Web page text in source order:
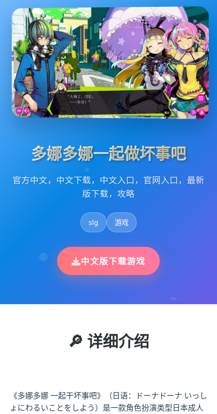
多娜多娜一起做坏事吧
官方中文，中文下载，中文入口，官网入口，最新
版下载，攻略
slg 游戏
中文版下载游戏
🔎 详细介绍
《多娜多娜 一起干坏事吧》（日语：ドーナドーナ いっし
ょにわるいことをしよう）是一款角色扮演类型日本成人